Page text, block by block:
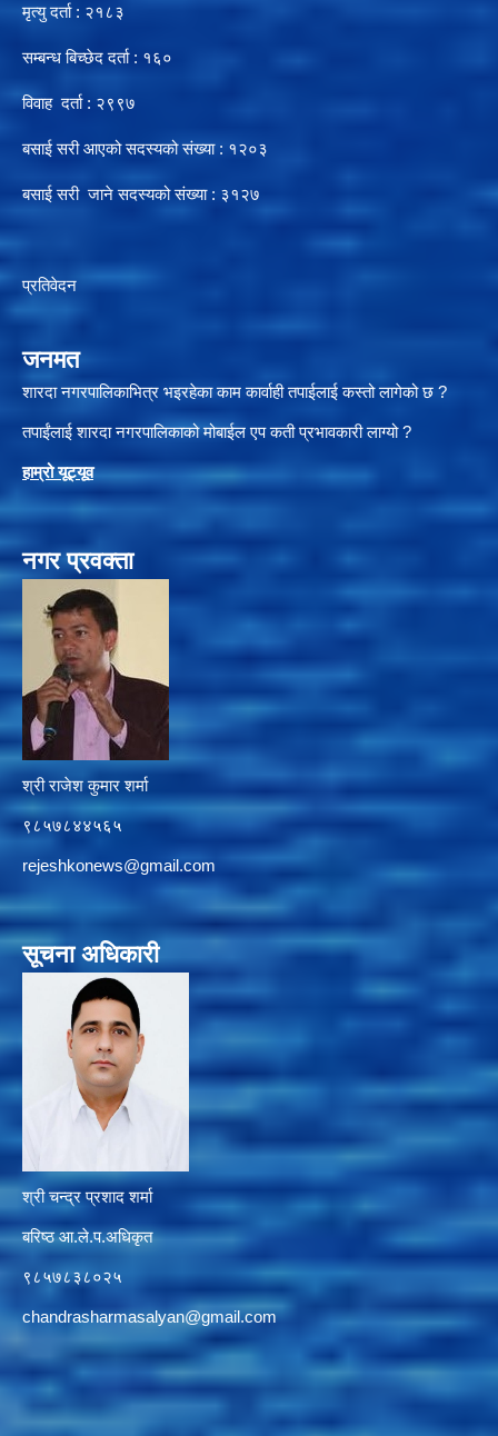
मृत्यु दर्ता : २१८३
सम्बन्ध बिच्छेद दर्ता : १६०
विवाह दर्ता : २९९७
बसाई सरी आएको सदस्यको संख्या : १२०३
बसाई सरी जाने सदस्यको संख्या : ३१२७
प्रतिवेदन
जनमत
शारदा नगरपालिकाभित्र भइरहेका काम कार्वाही तपाईलाई कस्तो लागेको छ ?
तपाईंलाई शारदा नगरपालिकाको मोबाईल एप कती प्रभावकारी लाग्यो ?
हाम्रो यूट्यूव
नगर प्रवक्ता
श्री राजेश कुमार शर्मा
९८५७८४४५६५
rejeshkonews@gmail.com
सूचना अधिकारी
श्री चन्द्र प्रशाद शर्मा
बरिष्ठ आ.ले.प.अधिकृत
९८५७८३८०२५
chandrasharmasalyan@gmail.com